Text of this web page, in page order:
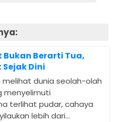
Berarti Tua,
Dini
melihat dunia seolah-olah
menyelimuti
terlihat pudar, cahaya
lebih dari...